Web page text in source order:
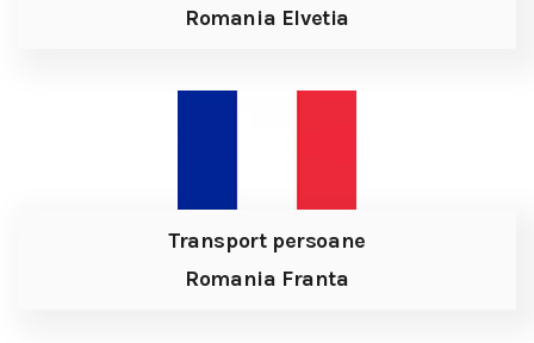
Romania Elvetia
Transport persoane
Romania Franta